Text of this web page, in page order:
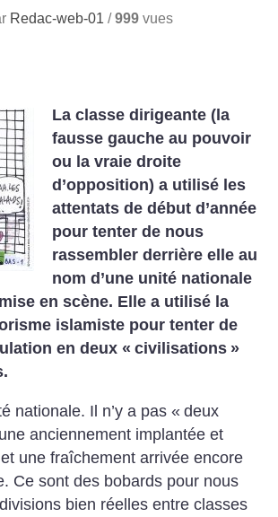
Redac-web-01 /999 vues
La classe dirigeante (la
fausse gauche au pouvoir
ou la vraie droite
d’opposition) a utilisé les
attentats de début d’année
pour tenter de nous
rassembler derrière elle au
nom d’une unité nationale
en scène. Elle a utilisé la
islamiste pour tenter de
en deux « civilisations »
nationale. Il n’y a pas « deux
anciennement implantée et
une fraîchement arrivée encore
Ce sont des bobards pour nous
bien réelles entre classes